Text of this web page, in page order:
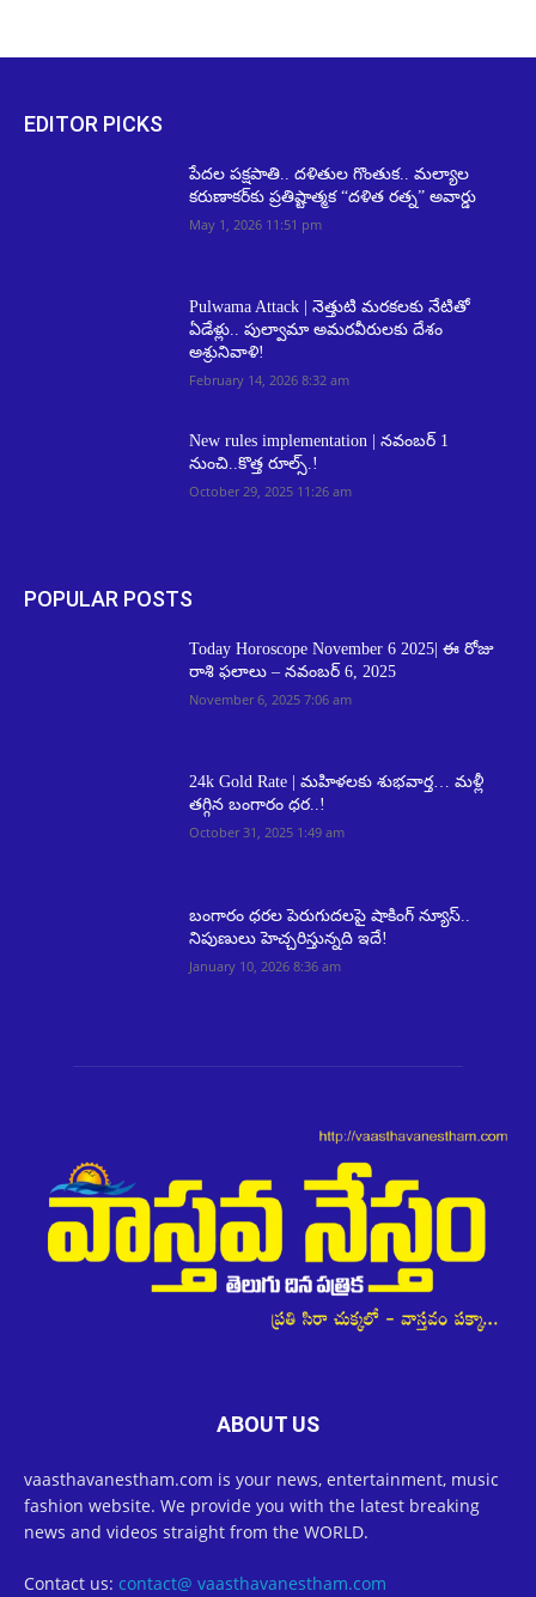
EDITOR PICKS
పేదల పక్షపాతి.. దళితుల గొంతుక.. మల్యాల
కరుణాకర్‌కు ప్రతిష్టాత్మక “దళిత రత్న” అవార్డు
May 1, 2026 11:51 pm
Pulwama Attack | నెత్తుటి మరకలకు నేటితో
ఏడేళ్లు.. పుల్వామా అమరవీరులకు దేశం
అశ్రునివాళి!
February 14, 2026 8:32 am
New rules implementation | నవంబర్ 1
నుంచి..కొత్త రూల్స్.!
October 29, 2025 11:26 am
POPULAR POSTS
Today Horoscope November 6 2025| ఈ రోజు
రాశి ఫలాలు – నవంబర్ 6, 2025
November 6, 2025 7:06 am
24k Gold Rate | మహిళలకు శుభవార్త… మళ్లీ
తగ్గిన బంగారం ధర..!
October 31, 2025 1:49 am
బంగారం ధరల పెరుగుదలపై షాకింగ్ న్యూస్..
నిపుణులు హెచ్చరిస్తున్నది ఇదే!
January 10, 2026 8:36 am
ABOUT US
vaasthavanestham.com is your news, entertainment, music
fashion website. We provide you with the latest breaking
news and videos straight from the WORLD.
Contact us: contact@ vaasthavanestham.com